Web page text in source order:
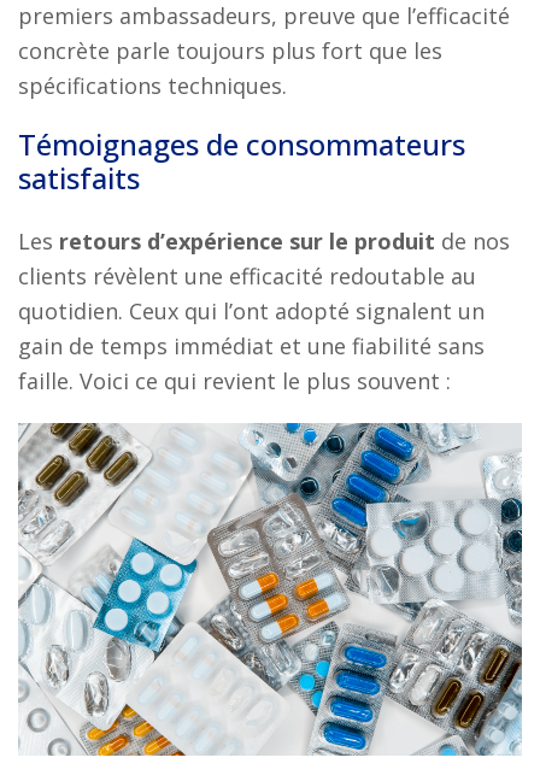
premiers ambassadeurs, preuve que l’efficacité
concrète parle toujours plus fort que les
spécifications techniques.
Témoignages de consommateurs
satisfaits
Les retours d’expérience sur le produit de nos
clients révèlent une efficacité redoutable au
quotidien. Ceux qui l’ont adopté signalent un
gain de temps immédiat et une fiabilité sans
faille. Voici ce qui revient le plus souvent :